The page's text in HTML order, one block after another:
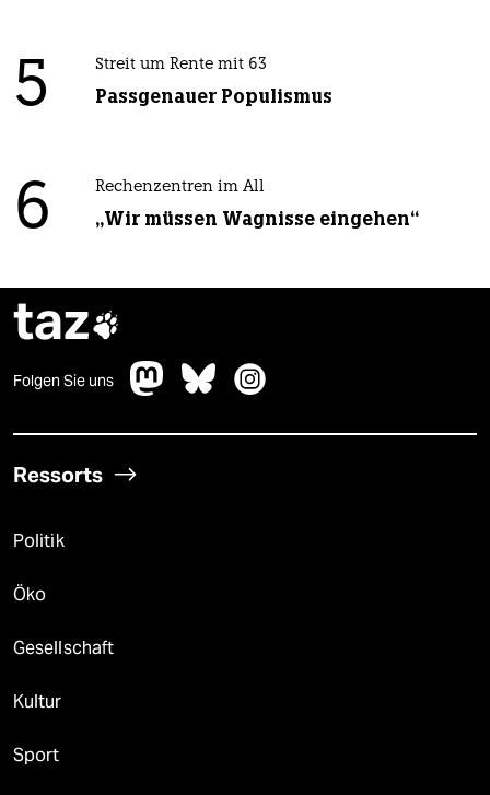
5 Streit um Rente mit 63
Passgenauer Populismus
6 Rechenzentren im All
„Wir müssen Wagnisse eingehen“
taz
Folgen Sie uns
Ressorts
Politik
Öko
Gesellschaft
Kultur
Sport